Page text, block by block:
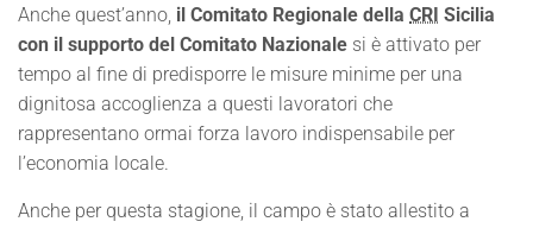
Anche quest’anno, il Comitato Regionale della CRI Sicilia
con il supporto del Comitato Nazionale si è attivato per
tempo al fine di predisporre le misure minime per una
dignitosa accoglienza a questi lavoratori che
rappresentano ormai forza lavoro indispensabile per
l’economia locale.
Anche per questa stagione, il campo è stato allestito a